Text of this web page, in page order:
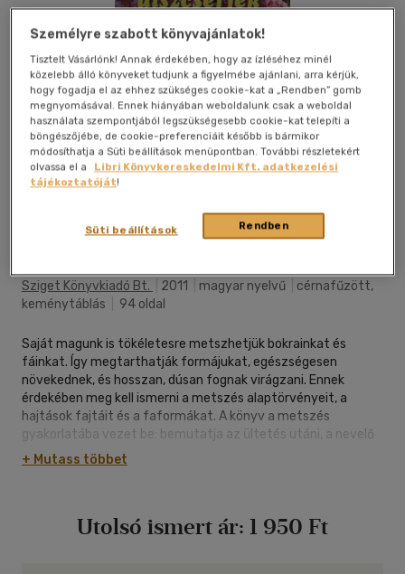
Sziget Könyvkiadó Bt. 2011 magyar nyelvű
cérnafűzött,
keménytáblás
94 oldal
Saját magunk is tökéletesre metszhetjük bokrainkat és
fáinkat. Így megtarthatják formájukat, egészségesen
növekednek, és hosszan, dúsan fognak virágzani. Ennek
érdekében meg kell ismerni a metszés alaptörvényeit, a
hajtások fajtáit és a faformákat. A könyv a metszés
gyakorlatába vezet be: bemutatja az ültetés utáni, a nevelő
(koronaalakító) a fenntartó metszést, az ifjítást, a
metszéshibákat.
+ Mutass többet
Utolsó ismert ár: 1 950 Ft
Személyre szabott könyvajánlatok!
Tisztelt Vásárlónk! Annak érdekében, hogy az ízléséhez minél
közelebb álló könyveket tudjunk a figyelmébe ajánlani, arra kérjük,
hogy fogadja el az ehhez szükséges cookie-kat a „Rendben” gomb
megnyomásával. Ennek hiányában weboldalunk csak a weboldal
használata szempontjából legszükségesebb cookie-kat telepíti a
böngészőjébe, de cookie-preferenciáit később is bármikor
módosíthatja a Süti beállítások menüpontban. További részletekért
olvassa el a
Libri Könyvkereskedelmi Kft. adatkezelési
tájékoztatóját!
Rendben
Süti beállítások